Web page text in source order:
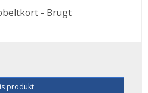
- Brugt
produkt